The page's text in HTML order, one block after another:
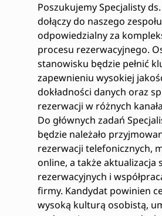
Poszukujemy Specjalisty
dołączy do naszego
odpowiedzialny za
procesu rezerwacyjnego.
stanowisku będzie pełnić
zapewnieniu wysokiej
dokładności danych oraz
rezerwacji w różnych
Do głównych zadań
będzie należało
rezerwacji telefonicznych,
online, a także aktualizacja
rezerwacyjnych i
firmy. Kandydat powinien
wysoką kulturą osobistą,